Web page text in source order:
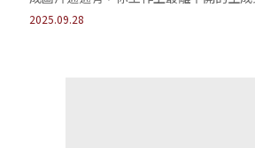
2025.09.28